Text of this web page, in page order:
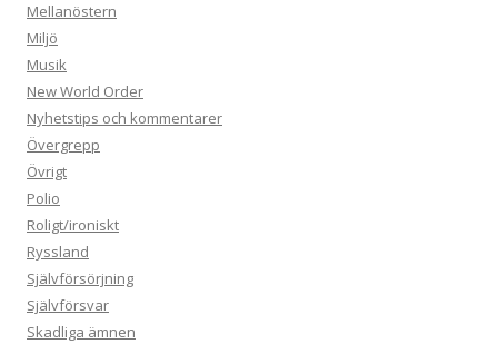
Mellanöstern
Miljö
Musik
New World Order
Nyhetstips och kommentarer
Övergrepp
Övrigt
Polio
Roligt/ironiskt
Ryssland
Självförsörjning
Självförsvar
Skadliga ämnen